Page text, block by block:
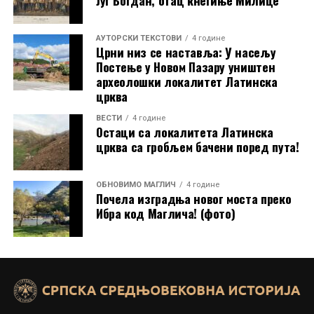
Радови на обнови једне од кула тврђаве Копријан. Аутор
фотографије је Саша Николић. Фотографија је власништво фирме
Тасић Митре ДОО Смедерево.
Стицање нових научних сазнања прати и пројекат
конзервације источног бедема Горњег града,
који изводи
из Ниша.
Извор:инстаграм налог Археолошког института
Ниша
AУТОРСКИ ТЕКСТОВИ 4 године
Црни низ се наставља: У насељу
Постење у Новом Пазару уништен
археолошки локалитет Латинска
црква
ВЕСТИ 4 године
Остаци са локалитета Латинска
црква са гробљем бачени поред пута!
ОБНОВИМО МАГЛИЧ 4 године
Почела изградња новог моста преко
Ибра код Маглича! (фото)